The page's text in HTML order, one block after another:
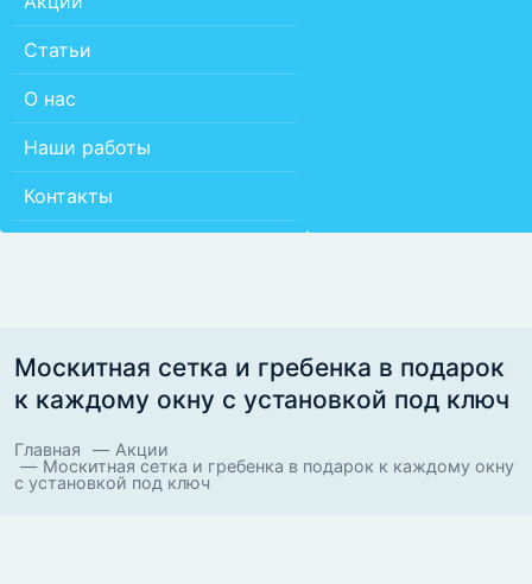
Статьи
О нас
Наши работы
Контакты
Москитная сетка и гребенка в подарок
к каждому окну с установкой под ключ
Главная
Акции
Москитная сетка и гребенка в подарок к каждому окну
с установкой под ключ